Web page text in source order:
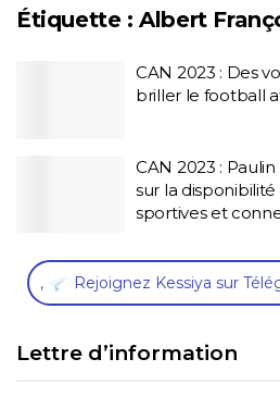
Étiquette :Albert
CAN 2023 : Des
briller le football
CAN 2023 :
sur la
sportives et
, Rejoignez Kessiya sur
Lettre d’information